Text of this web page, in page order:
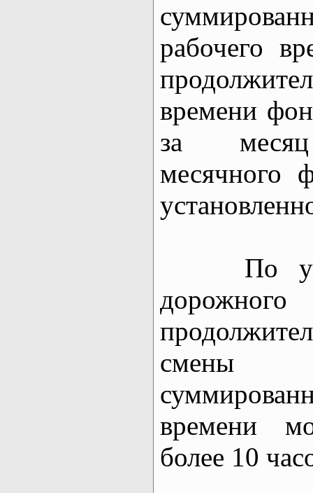
рабочего
времени
за
месячного
По
смены
времени
более 10